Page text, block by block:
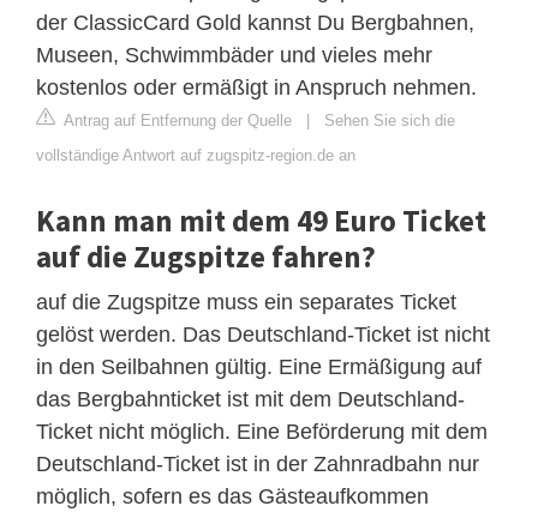
der ClassicCard Gold kannst Du Bergbahnen,
Museen, Schwimmbäder und vieles mehr
kostenlos oder ermäßigt in Anspruch nehmen.
Antrag auf Entfernung der Quelle | Sehen Sie sich die
vollständige Antwort auf zugspitz-region.de an
Kann man mit dem 49 Euro Ticket
auf die Zugspitze fahren?
auf die Zugspitze muss ein separates Ticket
gelöst werden. Das Deutschland-Ticket ist nicht
in den Seilbahnen gültig. Eine Ermäßigung auf
das Bergbahnticket ist mit dem Deutschland-
Ticket nicht möglich. Eine Beförderung mit dem
Deutschland-Ticket ist in der Zahnradbahn nur
möglich, sofern es das Gästeaufkommen